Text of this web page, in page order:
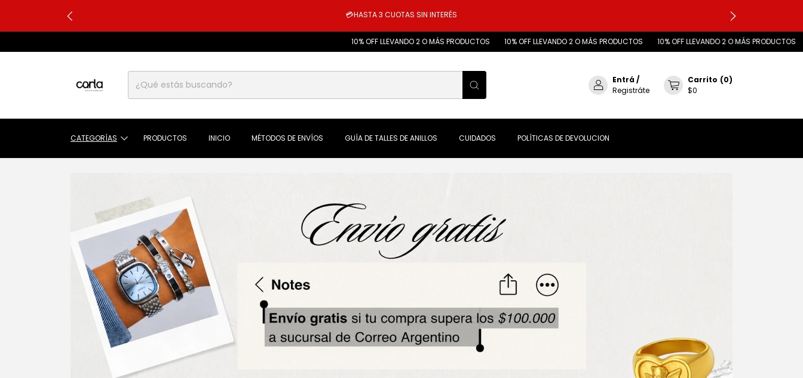
💳HASTA 3 CUOTAS SIN INTERÉS
10% OFF LLEVANDO 2 O MÁS PRODUCTOS 10% OFF LLEVANDO 2 O MÁS PRODUCTOS 10% OFF LLEVANDO 2 O MÁS PRODUCTOS 10% OFF
Entrá/
Registráte
Carrito (0)
$0
CATEGORÍAS PRODUCTOS INICIO MÉTODOS DE ENVÍOS GUÍA DE TALLES DE ANILLOS CUIDADOS POLÍTICAS DE DEVOLUCION